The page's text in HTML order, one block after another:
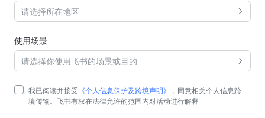
请选择所在地区
使用场景
请选择你使用飞书的场景或目的
我已阅读并接受 《个人信息保护及跨境声明》
，同意相关个人信息跨
境传输。飞书有权在法律允许的范围内对活动进行解释